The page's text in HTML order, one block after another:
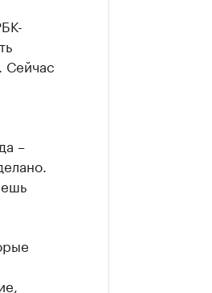
Сейчас
–